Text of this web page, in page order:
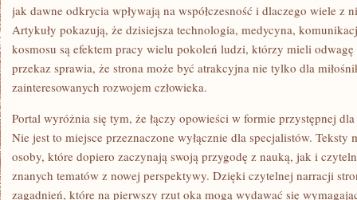
jak dawne odkrycia wpływają na współczesność i dlaczego wiele z
Artykuły pokazują, że dzisiejsza technologia, medycyna,
kosmosu są efektem pracy wielu pokoleń ludzi, którzy mieli
przekaz sprawia, że strona może być atrakcyjna nie tylko dla
zainteresowanych rozwojem człowieka.
Portal wyróżnia się tym, że łączy opowieści w formie przystępnej
Nie jest to miejsce przeznaczone wyłącznie dla specjalistów. Teksty
osoby, które dopiero zaczynają swoją przygodę z nauką, jak i
znanych tematów z nowej perspektywy. Dzięki czytelnej narracji
zagadnień, które na pierwszy rzut oka mogą wydawać się